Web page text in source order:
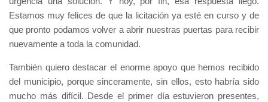
Estamos muy felices de que la licitación ya esté en curso y de
que pronto podamos volver a abrir nuestras puertas para recibir
nuevamente a toda la comunidad.
También quiero destacar el enorme apoyo que hemos recibido
del municipio, porque sinceramente, sin ellos, esto habría sido
mucho más difícil. Desde el primer día estuvieron presentes,